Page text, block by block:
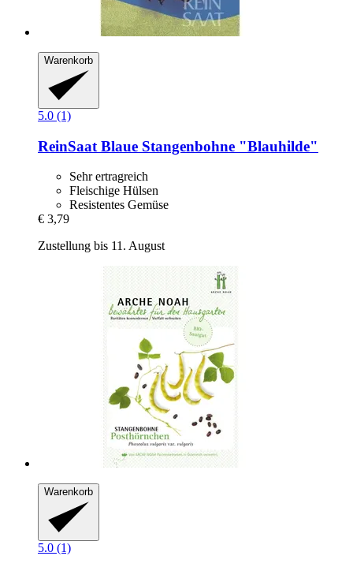
Warenkorb
5.0 (1)
ReinSaat Blaue Stangenbohne "Blauhilde"
Sehr ertragreich
Fleischige Hülsen
Resistentes Gemüse
€ 3,79
Zustellung bis 11. August
Warenkorb
5.0 (1)